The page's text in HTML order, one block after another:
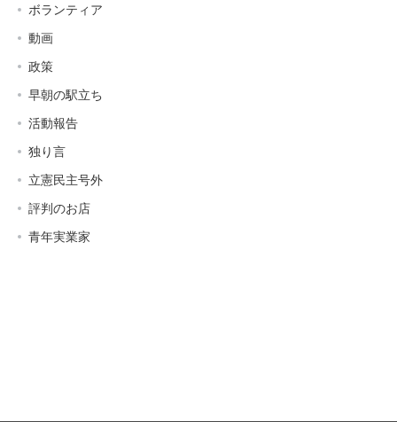
ボランティア
動画
政策
早朝の駅立ち
活動報告
独り言
立憲民主号外
評判のお店
青年実業家